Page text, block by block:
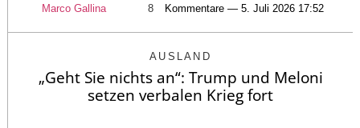
Marco Gallina 8 Kommentare — 5. Juli 2026 17:52
AUSLAND
„Geht Sie nichts an“: Trump und Meloni
setzen verbalen Krieg fort